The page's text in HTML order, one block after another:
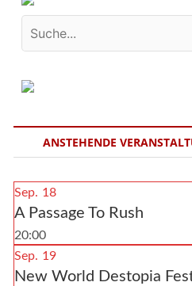
ANSTEHENDE
Sep. 18
A Passage To Rush
20:00
Sep. 19
New World Destopia